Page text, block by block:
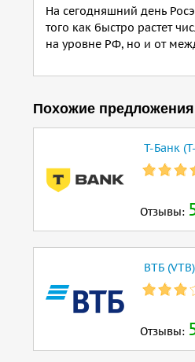
На сегодняшний день
того как быстро растет
на уровне РФ, но и от
Похожие предложения
Т-Банк
Отзывы:
ВТБ (VTB)
Отзывы: